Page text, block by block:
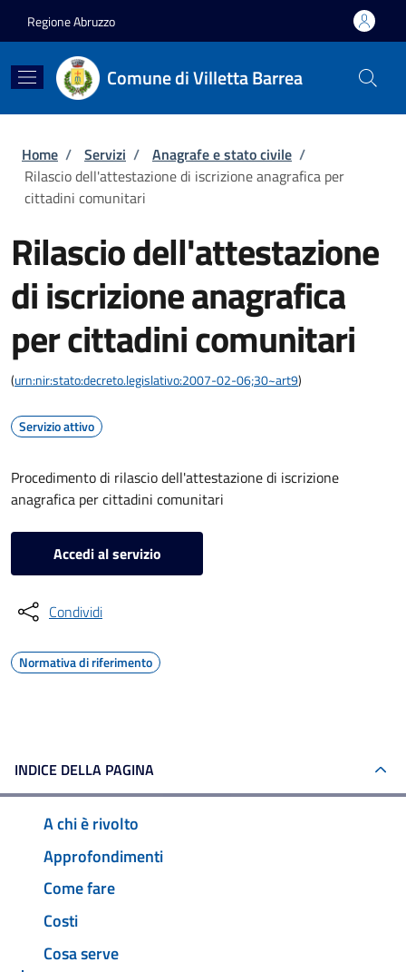
Regione Abruzzo
Comune di Villetta Barrea
Briciole di pane
Home / Servizi / Anagrafe e stato civile /
Rilascio dell'attestazione di iscrizione anagrafica per
cittadini comunitari
Rilascio dell'attestazione
di iscrizione anagrafica
per cittadini comunitari
(urn:nir:stato:decreto.legislativo:2007-02-06;30~art9)
Servizio attivo
Procedimento di rilascio dell'attestazione di iscrizione
anagrafica per cittadini comunitari
Accedi al servizio
Condividi
Normativa di riferimento
INDICE DELLA PAGINA
A chi è rivolto
Approfondimenti
Come fare
Costi
Cosa serve